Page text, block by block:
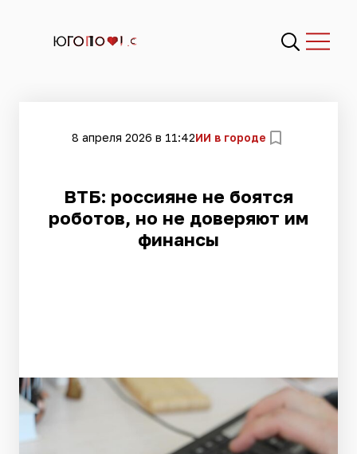
8 апреля 2026 в 11:42ИИ в городе
ВТБ: россияне не боятся
роботов, но не доверяют им
финансы